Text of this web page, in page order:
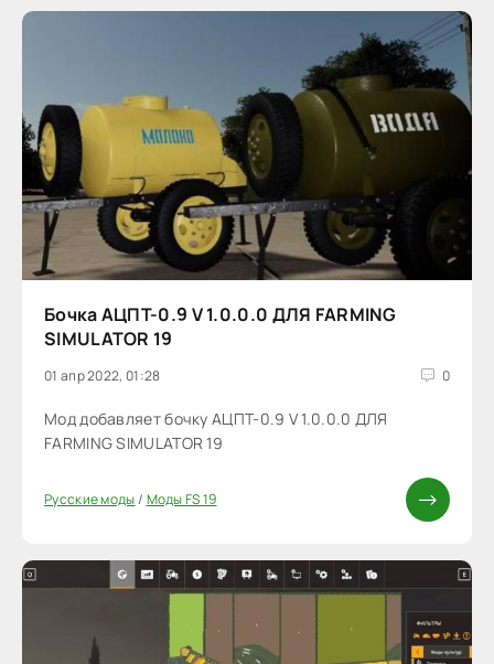
Бочка АЦПТ-0.9 V 1.0.0.0 ДЛЯ FARMING
SIMULATOR 19
01 апр 2022, 01:28 0
Мод добавляет бочку АЦПТ-0.9 V 1.0.0.0 ДЛЯ
FARMING SIMULATOR 19
Русские моды/ Моды FS 19